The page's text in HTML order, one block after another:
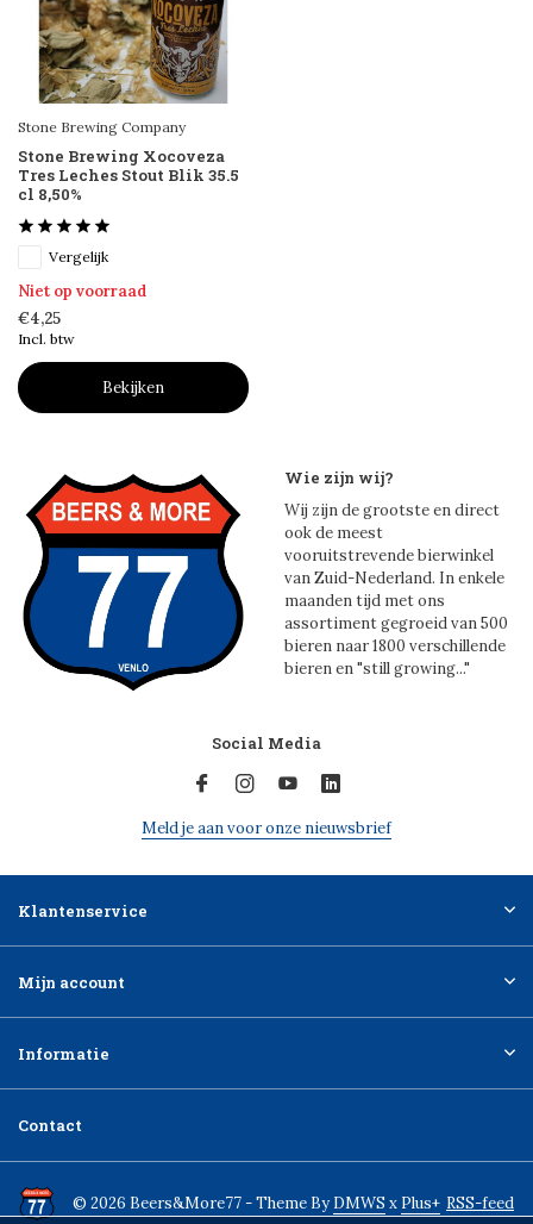
Stone Brewing Company
Stone Brewing Xocoveza
Tres Leches Stout Blik 35.5
cl 8,50%
Vergelijk
Niet op voorraad
€4,25
Incl. btw
Bekijken
Wie zijn wij?
Wij zijn de grootste en direct
ook de meest
vooruitstrevende bierwinkel
van Zuid-Nederland. In enkele
maanden tijd met ons
assortiment gegroeid van 500
bieren naar 1800 verschillende
bieren en "still growing..."
Social Media
Meld je aan voor onze nieuwsbrief
Klantenservice
Mijn account
Informatie
Contact
© 2026 Beers&More77 - Theme ByDMWS x Plus+ RSS-feed